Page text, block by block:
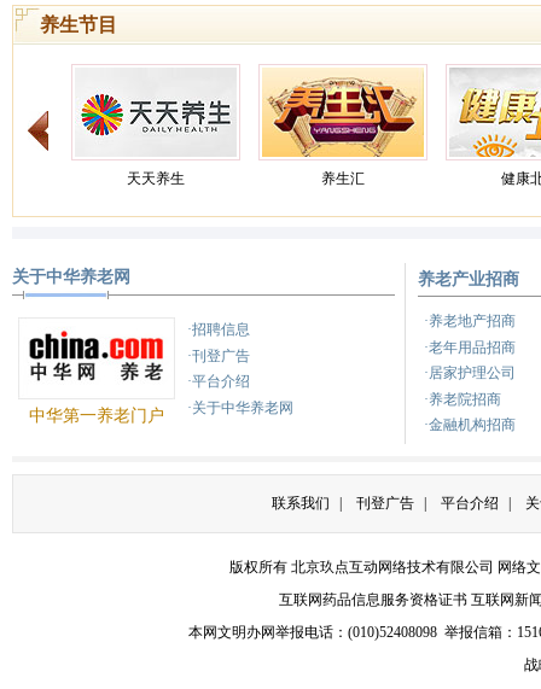
一行14名学僧，专程去河北省香河
养生节目
天天养生 养生汇 健康
健康
关于中华养老网
中华第一养老门户
·招聘信息
·刊登广告
·平台介绍
·关于中华养老网
养老产业招商
·养老地产招商
·老年用品招商
·居家护理公司
·养老院招商
·金融机构招商
联系我们 刊登广告 平台介绍
版权所有 北京玖点互动网络技术有限公司 网络
互联网药品信息服务资格证书 互联网新
本网文明办网举报电话：(010)52408098 举报信箱：